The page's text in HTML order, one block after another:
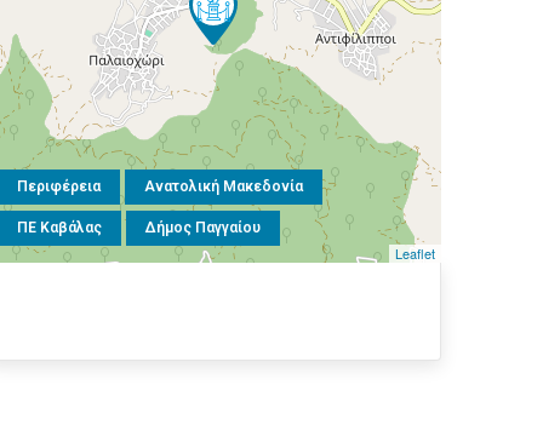
Περιφέρεια Ανατολική Μακεδονία
ΠΕ Καβάλας Δήμος Παγγαίου
Leaflet